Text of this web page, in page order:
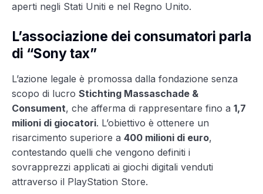
aperti negli Stati Uniti e nel Regno Unito.
L’associazione dei consumatori parla
di “Sony tax”
L’azione legale è promossa dalla fondazione senza
scopo di lucro Stichting Massaschade &
Consument, che afferma di rappresentare fino a 1,7
milioni di giocatori. L’obiettivo è ottenere un
risarcimento superiore a 400 milioni di euro,
contestando quelli che vengono definiti i
sovrapprezzi applicati ai giochi digitali venduti
attraverso il PlayStation Store.